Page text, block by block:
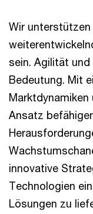
Wir
sein. Agilität
Bedeutung. Mit
Ansatz
innovative
Technologien
Lösungen zu